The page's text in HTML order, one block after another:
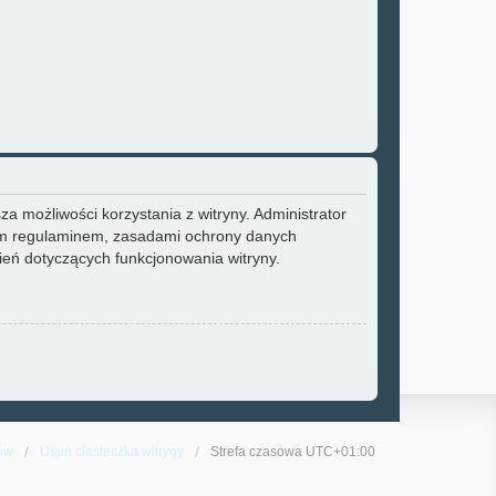
możliwości korzystania z witryny. Administrator
regulaminem, zasadami ochrony danych
dotyczących funkcjonowania witryny.
Usuń ciasteczka witryny Strefa czasowa UTC+01:00